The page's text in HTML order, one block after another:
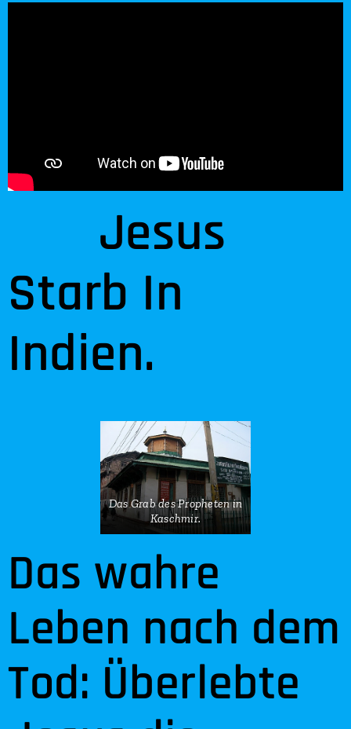
Jesus
Starb In
Indien.
Das Grab des Propheten in
Kaschmir.
Das wahre
Leben nach dem
Tod: Überlebte